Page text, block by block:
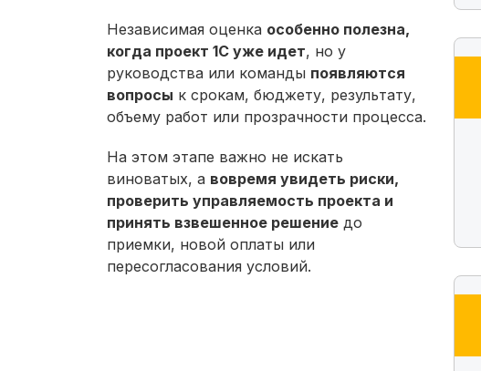
Независимая оценка особенно полезна,
когда проект 1С уже идет, но у
руководства или команды появляются
вопросы к срокам, бюджету, результату,
объему работ или прозрачности процесса.
На этом этапе важно не искать
виноватых, а вовремя увидеть риски,
проверить управляемость проекта и
принять взвешенное решение до
приемки, новой оплаты или
пересогласования условий.